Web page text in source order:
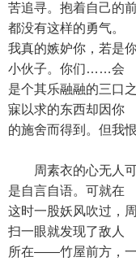
苦追寻。抱着自己的
都没有这样的勇气。
我真的嫉妒你，若是
小伙子。你们……会
是个其乐融融的三口
寐以求的东西却因你
的施舍而得到。但我
周素衣的心无人可
是自言自语。可就在
这时一股妖风吹过，
扫一眼就发现了敌人
所在——竹屋前方，